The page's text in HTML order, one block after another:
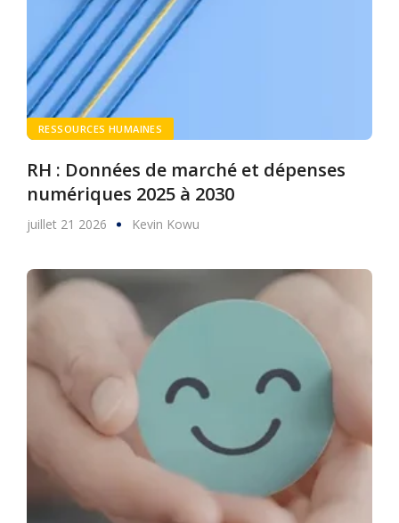
RESSOURCES HUMAINES
RH : Données de marché et dépenses
numériques 2025 à 2030
juillet 21 2026 Kevin Kowu